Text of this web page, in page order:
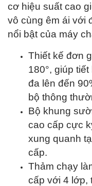
cơ hiệu suất cao
vô cùng êm ái với
nổi bật của máy
Thiết kế đơn
180°, giúp
đa lên đến
bộ thông
Bộ khung
cao cấp cực
xung quanh
cấp.
Thảm chạy
cấp với 4 lớp,